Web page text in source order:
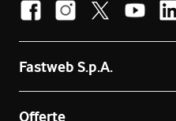
Fastweb S.p.A.
Offerte